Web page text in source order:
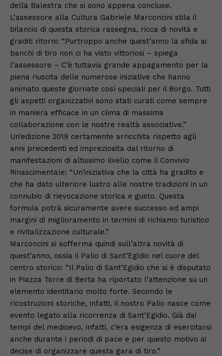
della Balestra che si sono appena concluse.
L’assessore alla Cultura Gabriele Marconcini stila il
bilancio di questa storica rassegna, ricca di novità e
graditi ritorni: “Purtroppo anche quest’anno la sfida ai
banchi di tiro non ci ha visto vittoriosi – spiega
l’assessore – C’è tuttavia grande appagamento per la
piena riuscita delle numerose iniziative che hanno
animato queste giornate così speciali per il Borgo. Tutti
gli aspetti organizzativi sono stati curati come sempre
in maniera efficace in un clima di massima
collaborazione con le nostre realtà associative.”
Un’edizione 2019 certamente arricchita rispetto agli
anni precedenti ed impreziosita dal ritorno di
manifestazioni di altissimo livello come il Convivio
Rinascimentale: “Un’iniziativa che la città ha gradito e
che ha dato ulteriore lustro alle nostre tradizioni in un
connubio di rievocazione storica e gusto. Questa
formula potrà sicuramente avere successo ed ampi
margini di miglioramento in termini di richiamo turistico
e rivitalizzazione culturale.”
Marconcini si sofferma quindi sull’altra novità di
quest’anno, ossia il Palio di Sant’Egidio nel cuore del
centro storico: “Il Palio di Sant’Egidio che si è disputato
in Piazza Torre di Berta ha riportato l’attenzione su un
elemento identitario molto forte. Secondo le
ricostruzioni storiche, infatti, il nostro Palio nasce come
evento legato alla ricorrenza di Sant’Egidio. Già dai
tempi del medioevo, infatti, c’era esigenza di esercitarsi
anche durante i periodi di pace e per questo motivo si
decise di organizzare questa gara di tiro.”